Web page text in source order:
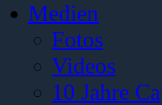
Medien
Fotos
Videos
10 Jahre